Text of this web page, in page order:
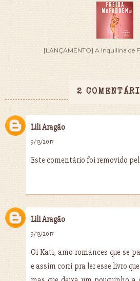
[LANÇAMENTO] A Inquilina de
2
Lili Aragão
9/13/2017
Este comentário foi removido
Lili Aragão
9/13/2017
Oi Kati, amo romances que se
e assim corri pra ler esse livro